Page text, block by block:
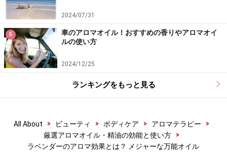
2024/07/31
5
車のアロマオイル！おすすめの香りやアロマオイ
ルの使い方
2024/12/25
ランキングをもっと見る
All About > ビューティ > ボディケア > アロマテラピー
>
厳選アロマオイル・精油の効能と使い方
>
ラベンダーのアロマ効果とは？ メジャーな万能オイル